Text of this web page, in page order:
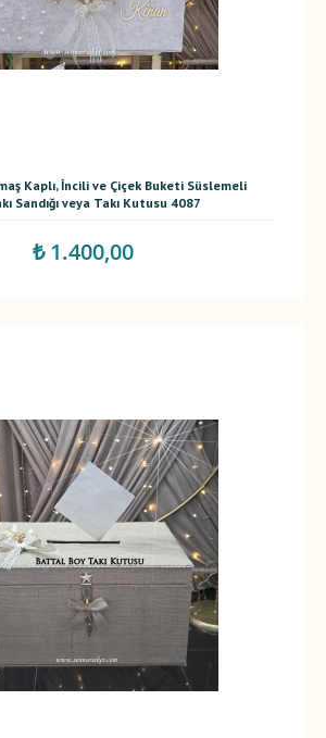
Kaplı, İncili ve Çiçek Buketi Süslemeli
Sandığı veya Takı Kutusu 4087
₺ 1.400,00